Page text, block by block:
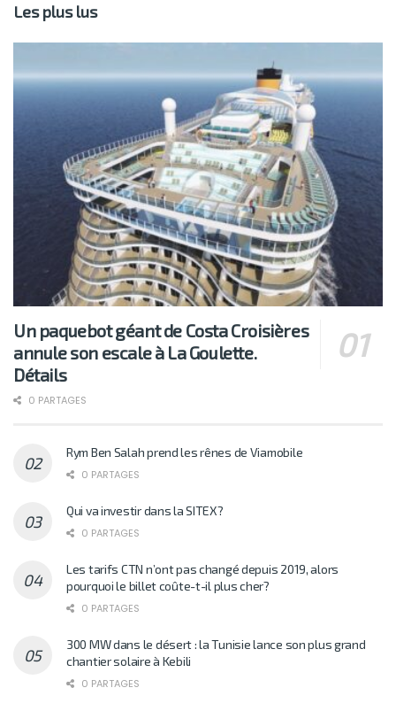
Les plus lus
Un paquebot géant de Costa Croisières
annule son escale à La Goulette.
Détails
0 PARTAGES
Rym Ben Salah prend les rênes de Viamobile
0 PARTAGES
Qui va investir dans la SITEX?
0 PARTAGES
Les tarifs CTN n’ont pas changé depuis 2019, alors
pourquoi le billet coûte-t-il plus cher?
0 PARTAGES
300 MW dans le désert : la Tunisie lance son plus grand
chantier solaire à Kebili
0 PARTAGES